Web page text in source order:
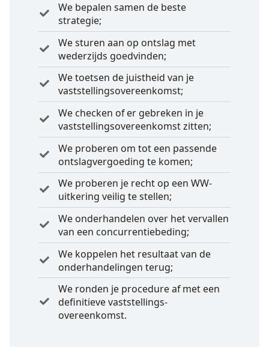
We bepalen samen de beste
strategie;
We sturen aan op ontslag met
wederzijds goedvinden;
We toetsen de juistheid van je
vaststellings­overeenkomst;
We checken of er gebreken in je
vaststellings­overeenkomst zitten;
We proberen om tot een passende
ontslagvergoeding te komen;
We proberen je recht op een WW-
uitkering veilig te stellen;
We onderhandelen over het vervallen
van een concurrentiebeding;
We koppelen het resultaat van de
onderhandelingen terug;
We ronden je procedure af met een
definitieve vaststellings­
overeenkomst.